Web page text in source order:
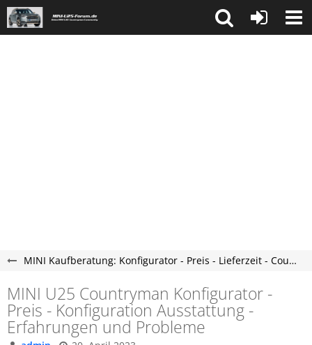
MINI Kaufberatung: Konfigurator - Preis - Lieferzeit - Countryman U25 Forum
MINI U25 Countryman Konfigurator -
Preis - Konfiguration Ausstattung -
Erfahrungen und Probleme